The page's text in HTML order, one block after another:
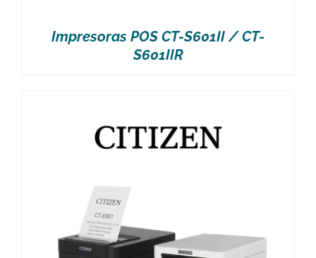
Impresoras POS CT-S601II / CT-
S601IIR